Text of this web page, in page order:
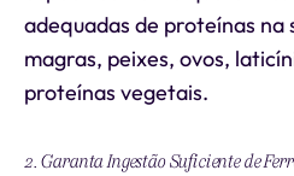
adequadas de proteínas na
magras, peixes, ovos,
proteínas vegetais.
2. Garanta Ingestão Suficiente de